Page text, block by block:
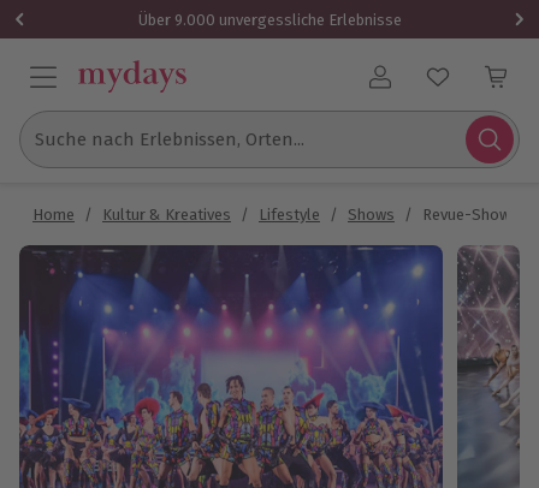
Über 9.000 unvergessliche Erlebnisse
Benutzerkonto
Suche nach Erlebnissen, Orten...
Home / Kultur & Kreatives / Lifestyle / Shows / Revue-Show